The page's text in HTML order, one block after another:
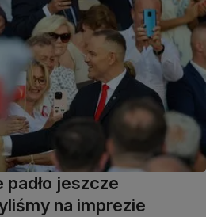
jeszcze
na imprezie